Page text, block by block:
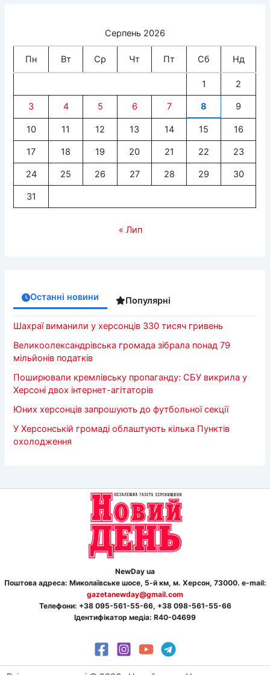
Серпень 2026
Пн Вт Ср Чт Пт Сб Нд
1 2
3 4 5 6 7 8 9
10 11 12 13 14 15 16
17 18 19 20 21 22 23
24 25 26 27 28 29 30
31
« Лип
Останні новини Популярні
Шахраї виманили у херсонців 330 тисяч гривень
Великоолександрівська громада зібрала понад 79
мільйонів податків
Поширювали кремлівську пропаганду: СБУ викрила у
Херсоні двох інтернет-агітаторів
Юних херсонців запрошують до футбольної секції
У Херсонській громаді облаштують кілька Пунктів
охолодження
NewDay ua
Поштова адреса: Миколаївське шосе, 5-й км, м. Херсон, 73000. e-mail:
gazetanewday@gmail.com
Телефони: +38 095-561-55-66, +38 098-561-55-66
Ідентифікатор медіа: R40-04699